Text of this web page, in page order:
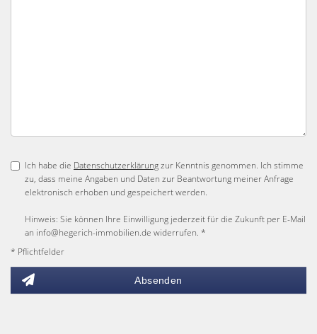
Ich habe die Datenschutzerklärungzur Kenntnis genommen. Ich stimme
zu, dass meine Angaben und Daten zur Beantwortung meiner Anfrage
elektronisch erhoben und gespeichert werden.
Hinweis: Sie können Ihre Einwilligung jederzeit für die Zukunft per E-Mail
an info@hegerich-immobilien.de widerrufen. *
* Pflichtfelder
Absenden